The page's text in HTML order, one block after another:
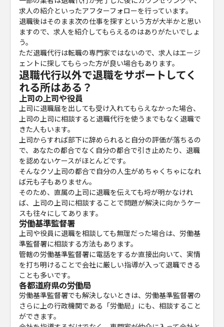
求人の紹介といったアフターフォローを行っています。
退職後はそのまま次の仕事を探すという方が大半かと思い
ますので、求人を紹介してもらえるのはありがたいでしょ
う。
ただ退職代行は転職の専門家ではないので、求人はエージ
ェントに探してもらった方が良い場合もあります。
退職代行以外で退職をサポートしてく
れる所はある？
上司の上司や役員
上司に退職届を出しても受け入れてもらえなかった場合、
上司の上司に相談すると退職代行を使うまでもなく退職で
きた人もいます。
上司からすれば部下に辞められると自分の評価が落ちるの
で、あなたの都合でなく自分の都合で引き止めたり、退職
を認めないケースがほとんどです。
そんなクソ上司の都合で自分の人生がめちゃくちゃになれ
ば元も子もありません。
そのため、直属の上司に退職を伝えても埒が明かなけれ
ば、上司の上司に相談することで問題が解決に向かうケー
スも往々にしてあります。
労働基準監督署
上司や役員に退職を相談しても無理だった場合は、労働基
準監督署に相談する方法もあります。
管轄の労働基準監督署に電話をするか直接出向いて、実情
を打ち明けることで会社に厳しい指導が入って退職できる
ことも多いです。
各都道府県の労働局
労働基準監督署でも解決しないときは、労働基準監督署の
さらに上の行政機関である「労働局」にも、相談すること
ができます。